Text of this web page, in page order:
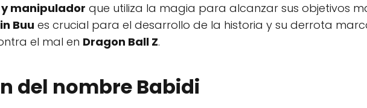
manipulador que utiliza la magia para alcanzar sus objetivos
Buu es crucial para el desarrollo de la historia y su derrota
el mal en Dragon Ball Z.
del nombre Babidi